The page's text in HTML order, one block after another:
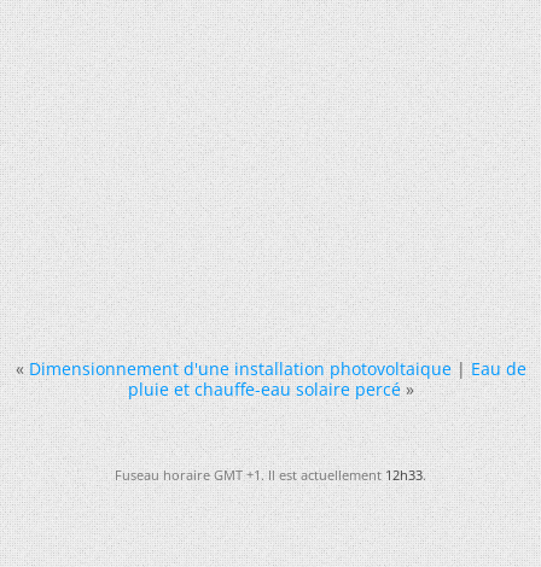
« Dimensionnement d'une installation photovoltaique|Eau de
pluie et chauffe-eau solaire percé »
Fuseau horaire GMT +1. Il est actuellement12h33.